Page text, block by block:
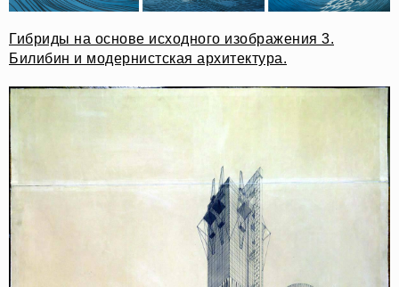
Гибриды на основе исходного изображения 3.
Билибин и модернистская архитектура.